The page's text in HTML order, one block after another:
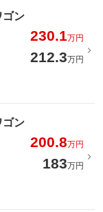
ゴン
230.1万円
212.3万円
ゴン
200.8万円
183万円